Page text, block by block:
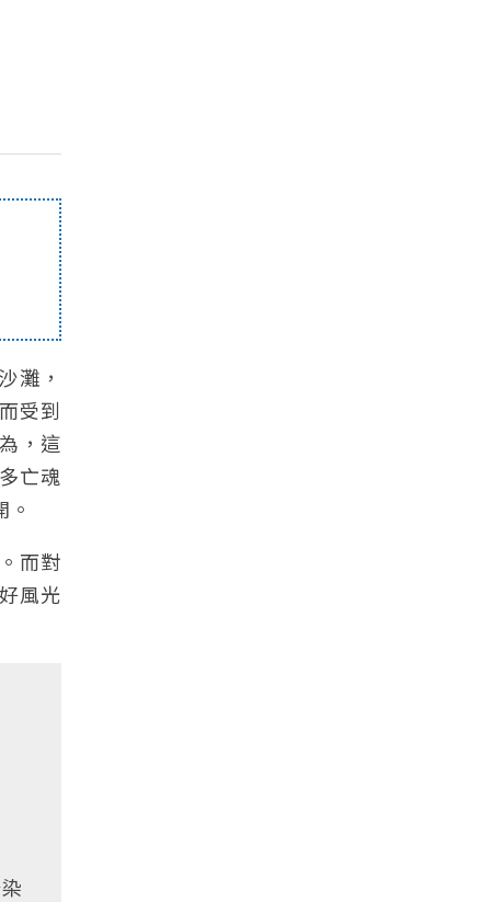
灘，
受到
，這
亡魂
而對
風光